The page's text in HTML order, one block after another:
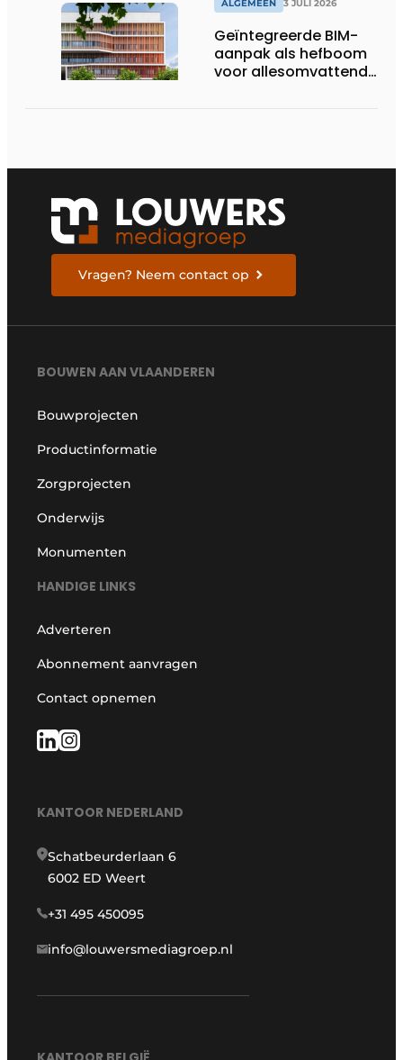
ALGEMEEN 3 JULI 2026
Geïntegreerde BIM-
aanpak als hefboom
voor allesomvattende
Vragen? Neem contact op
BOUWEN AAN VLAANDEREN
Bouwprojecten
Productinformatie
Zorgprojecten
Onderwijs
Monumenten
HANDIGE LINKS
Adverteren
Abonnement aanvragen
Contact opnemen
KANTOOR NEDERLAND
Schatbeurderlaan 6
6002 ED Weert
+31 495 450095
info@louwersmediagroep.nl